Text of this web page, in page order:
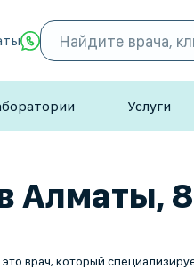
Услуги
Алматы,
на диагностике, лечении и профилактике заболеваний, передающихся половым путем (ЗППП). Эти инфекции